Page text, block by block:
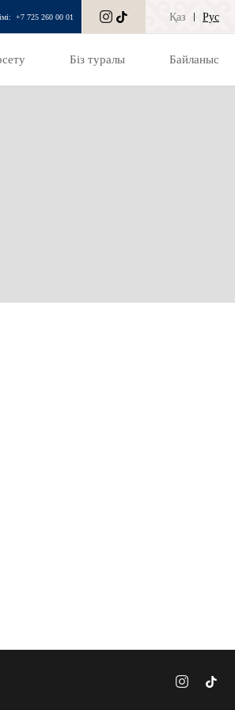
+7 725 260 00 01 Қаз Рус
Біз туралы Байланыс